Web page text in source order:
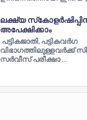
ലക്ഷ്യ
അപേക്ഷിക്കാം
പട്ടികജാതി, പട്ടികവർഗ
വിഭാഗത്തിലുള്ളവർക്ക്
സർവീസ് പരീക്ഷാ …